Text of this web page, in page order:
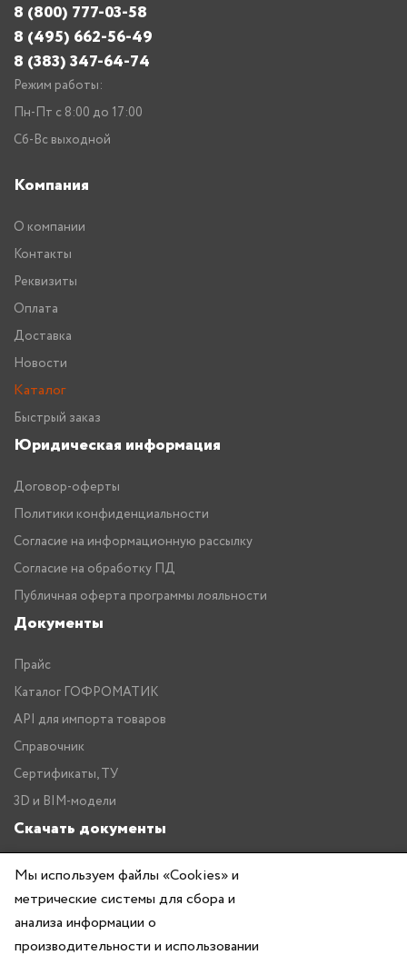
8 (800) 777-03-58
8 (495) 662-56-49
8 (383) 347-64-74
Режим работы:
Пн-Пт с 8:00 до 17:00
Сб-Вс выходной
Компания
О компании
Контакты
Реквизиты
Оплата
Доставка
Новости
Каталог
Быстрый заказ
Юридическая информация
Договор-оферты
Политики конфиденциальности
Согласие на информационную рассылку
Согласие на обработку ПД
Публичная оферта программы лояльности
Документы
Прайс
Каталог ГОФРОМАТИК
API для импорта товаров
Справочник
Сертификаты, ТУ
3D и BIM-модели
Скачать документы
Прайс
Каталог ГОФРОМАТИК
Мы используем файлы «Cookies» и
метрические системы для сбора и
анализа информации о
производительности и использовании